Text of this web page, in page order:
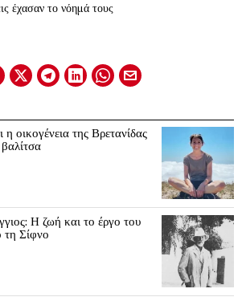
έχασαν το νόημά τους
οικογένεια της Βρετανίδας
Η ζωή και το έργο του
τη Σίφνο